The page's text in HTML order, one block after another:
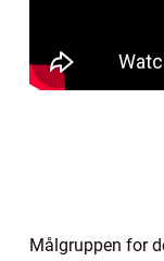
Målgruppen for